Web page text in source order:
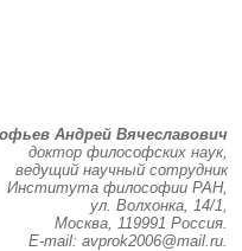
Андрей Вячеславович
доктор философских наук,
ведущий научный сотрудник
Института философии РАН,
ул. Волхонка, 14/1,
Москва, 119991 Россия.
E-mail: avprok2006@mail.ru.